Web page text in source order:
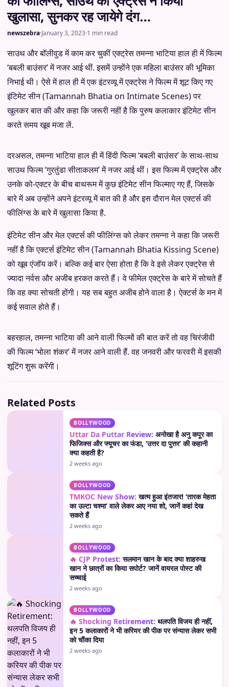
खुलासा, सुनकर रह जायेगे दंग…
newszebra·January 3, 2023·1 min read
साउथ और बॉलीवुड में काम कर चुकीं एक्ट्रेस तमन्ना भाटिया हाल ही में फिल्म
‘बबली बाउंसर’ में नजर आई थीं. इसमें उन्होंने एक महिला बाउंसर की भूमिका
निभाई थी। ऐसे में हाल ही में एक इंटरव्यू में एक्ट्रेस ने फिल्म में शूट किए गए
इंटिमेट सीन (Tamannah Bhatia on Intimate Scenes) पर
खुलकर बात की और कहा कि जरूरी नहीं है कि पुरुष कलाकार इंटिमेट सीन
करते समय खूब मजा लें.
दरअसल, तमन्ना भाटिया हाल ही में हिंदी फिल्म ‘बबली बाउंसर’ के साथ-साथ
साउथ फिल्म ‘गुरतुंडा सीताकलम’ में नजर आई थीं। इस फिल्म में एक्ट्रेस और
उनके को-एक्टर के बीच बाथरूम में कुछ इंटिमेट सीन फिल्माए गए हैं, जिसके
बारे में अब उन्होंने अपने इंटरव्यू में बात की है और इस दौरान मेल एक्टर्स की
फीलिंग्स के बारे में खुलासा किया है.
इंटिमेट सीन और मेल एक्टर्स की फीलिंग्स को लेकर तमन्ना ने कहा कि जरूरी
नहीं है कि एक्टर्स इंटिमेट सीन (Tamannah Bhatia Kissing Scene)
को खूब एंजॉय करें। बल्कि कई बार ऐसा होता है कि वे इसे लेकर एक्ट्रेस से
ज्यादा नर्वस और अजीब हरकत करते हैं। वे फीमेल एक्ट्रेस के बारे में सोचते हैं
कि वह क्या सोचती होंगी। यह सब बहुत अजीब होने वाला है। ऐक्टर्स के मन में
कई सवाल होते हैं।
बहरहाल, तमन्ना भाटिया की आने वाली फिल्मों की बात करें तो वह चिरंजीवी
की फिल्म ‘भोला शंकर’ में नजर आने वाली हैं. वह जनवरी और फरवरी में इसकी
शूटिंग शुरू करेंगी।
Related Posts
BOLLYWOOD
Uttar Da Puttar Review: अनोखा है अनु कपूर का
फिजिक्स और फ्यूचर का फंडा, ‘उत्तर दा पुत्तर’ की कहानी
क्या कहती है?
2 weeks ago
BOLLYWOOD
TMKOC New Show: खत्म हुआ इंतजार! ‘तारक मेहता
का उल्टा चश्मा’ वाले लेकर आए नया शो, जानें कहां देख
सकते हैं
2 weeks ago
BOLLYWOOD
🔥 CJP Protest: सलमान खान के बाद क्या शाहरुख
खान ने छात्रों का किया सपोर्ट? जानें वायरल पोस्ट की
सच्चाई
2 weeks ago
BOLLYWOOD
🔥 Shocking Retirement: थलपति विजय ही नहीं,
इन 5 कलाकारों ने भी करियर की पीक पर संन्यास लेकर सभी
को चौंका दिया
2 weeks ago